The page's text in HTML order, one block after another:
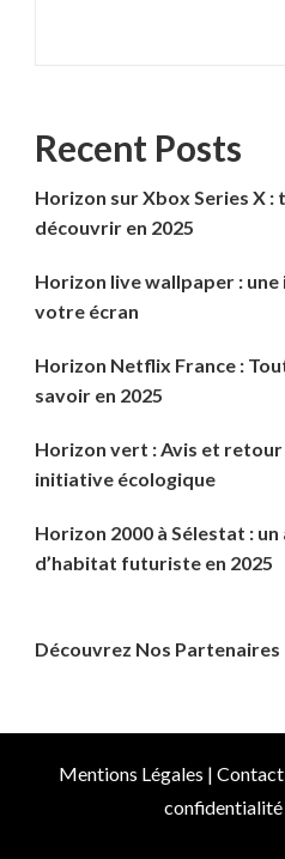
Recent Posts
Horizon sur Xbox Series X
découvrir en 2025
Horizon live wallpaper :
votre écran
Horizon Netflix France :
savoir en 2025
Horizon vert : Avis et
initiative écologique
Horizon 2000 à Sélestat :
d’habitat futuriste en 2025
Découvrez Nos Partenaires
Mentions Légales | Contact
confidentialité